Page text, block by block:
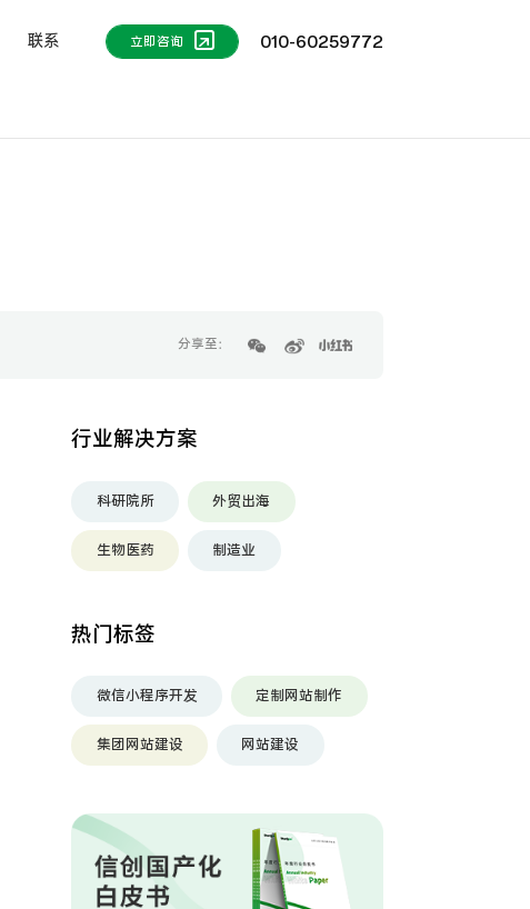
联系 立即咨询 010-60259772
分享至：
行业解决方案
科研院所 外贸出海
生物医药 制造业
热门标签
微信小程序开发 定制网站制作
集团网站建设 网站建设